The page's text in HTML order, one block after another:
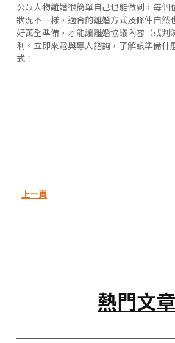
公眾人物離婚很簡單自己也能做到，每個
狀況不一樣，適合的離婚方式及條件自然
好萬全準備，才能讓離婚協議內容（或判
利。立即來電與專人諮詢，了解該準備什
式！
上一頁
熱門文章